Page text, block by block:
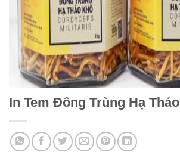
In Tem Đông Trùng Hạ Thảo